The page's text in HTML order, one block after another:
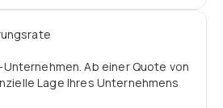
Unternehmen. Ab einer Quote von
Lage Ihres Unternehmens